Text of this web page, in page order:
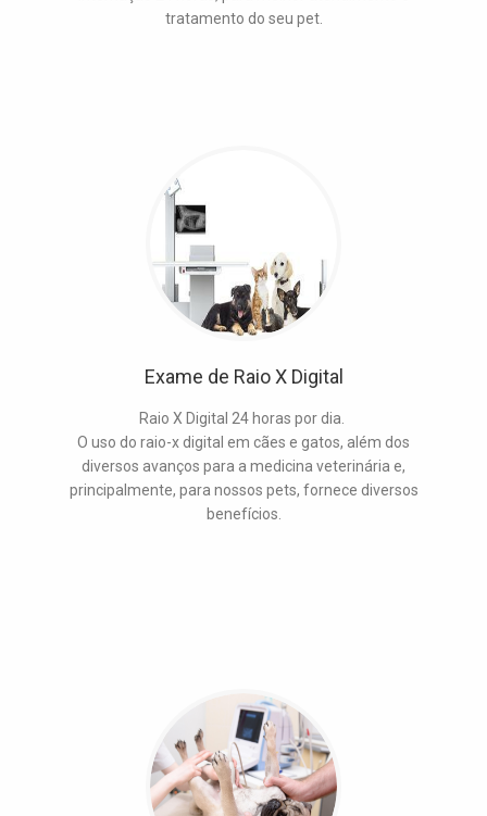
tratamento do seu pet.
Exame de Raio X Digital
Raio X Digital 24 horas por dia.
O uso do raio-x digital em cães e gatos, além dos
diversos avanços para a medicina veterinária e,
principalmente, para nossos pets, fornece diversos
benefícios.